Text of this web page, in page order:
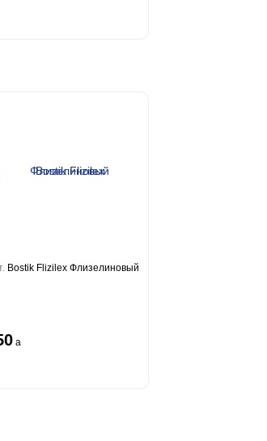
Bostik Flizilex Флизелиновый
a